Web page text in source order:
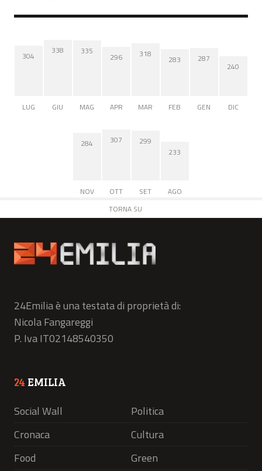
304
LUG
338
GIU
335
MAG
296
APR
318
MAR
283
FEB
287
GEN
240
DIC
284
NOV
307
OTT
299
SET
233
AGO
TORNA SU
24Emilia è una testata di proprietà di:
Nicola Fangareggi
P. Iva IT02148540350
24 EMILIA
Social Wall
Politica
Cronaca
Cultura
Food
Green